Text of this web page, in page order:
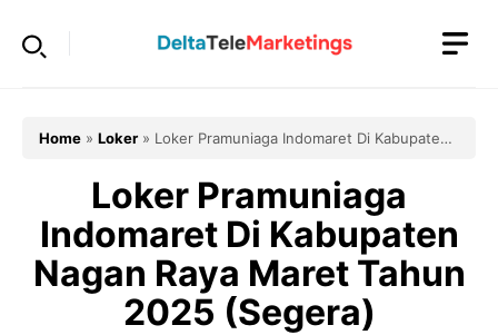
Home » Loker » Loker Pramuniaga Indomaret Di Kabupaten
Loker Pramuniaga
Indomaret Di Kabupaten
Nagan Raya Maret Tahun
2025 (Segera)